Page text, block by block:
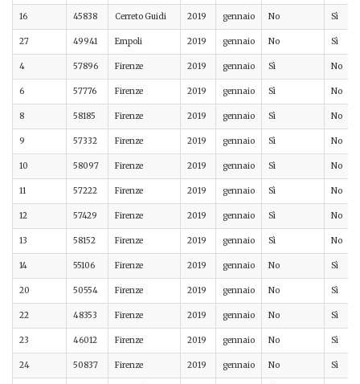
16 45838 Cerreto Guidi 2019 gennaio No Sì
27 49941 Empoli 2019 gennaio No Sì
4 57896 Firenze 2019 gennaio Sì No
6 57776 Firenze 2019 gennaio Sì No
8 58185 Firenze 2019 gennaio Sì No
9 57332 Firenze 2019 gennaio Sì No
10 58097 Firenze 2019 gennaio Sì No
11 57222 Firenze 2019 gennaio Sì No
12 57429 Firenze 2019 gennaio Sì No
13 58152 Firenze 2019 gennaio Sì No
14 55106 Firenze 2019 gennaio No Sì
20 50554 Firenze 2019 gennaio No Sì
22 48353 Firenze 2019 gennaio No Sì
23 46012 Firenze 2019 gennaio No Sì
24 50837 Firenze 2019 gennaio No Sì